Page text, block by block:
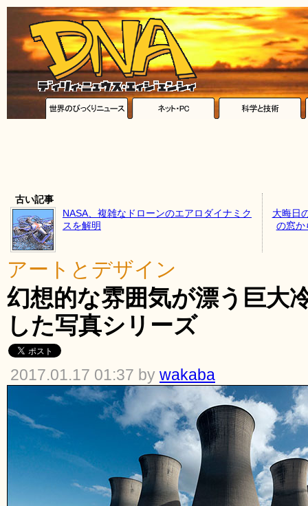
古い記事
NASA、複雑なドローンのエアロダイナミク
スを解明
大晦日
の窓か
アートとデザイン
幻想的な雰囲気が漂う巨大
した写真シリーズ
2017.01.17 01:37 by wakaba